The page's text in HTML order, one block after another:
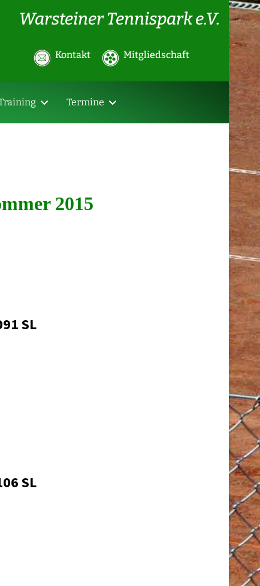
Warsteiner Tennispark e.V.
Kontakt Mitgliedschaft
Termine
2015
SL
SL